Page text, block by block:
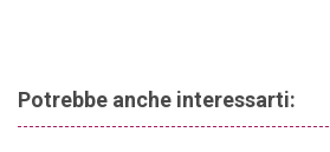
Potrebbe anche interessarti: